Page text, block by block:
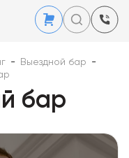
- Выездной бар
-
бар